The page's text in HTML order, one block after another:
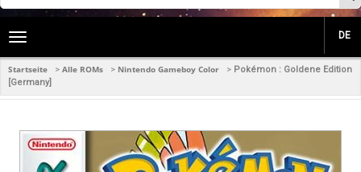
Toggle
navigation
DE
Startseite > Alle ROMs > Nintendo Gameboy Color > Pokémon : Goldene Edition
[Germany]